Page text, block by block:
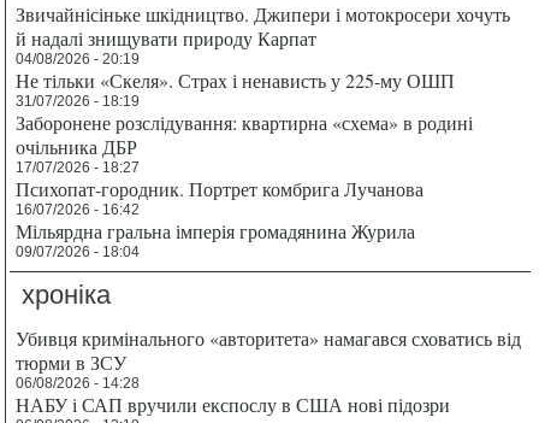
Звичайнісіньке шкідництво. Джипери і мотокросери хочуть
й надалі знищувати природу Карпат
04/08/2026 - 20:19
Не тільки «Скеля». Страх і ненависть у 225-му ОШП
31/07/2026 - 18:19
Заборонене розслідування: квартирна «схема» в родині
очільника ДБР
17/07/2026 - 18:27
Психопат-городник. Портрет комбрига Лучанова
16/07/2026 - 16:42
Мільярдна гральна імперія громадянина Журила
09/07/2026 - 18:04
хроніка
Убивця кримінального «авторитета» намагався сховатись від
тюрми в ЗСУ
06/08/2026 - 14:28
НАБУ і САП вручили експослу в США нові підозри